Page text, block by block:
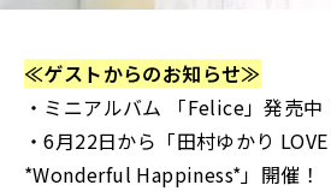
≪ゲストからのお知らせ≫
・ミニアルバム 「Felice」発売中
・6月22日から「田村ゆかり
*Wonderful Happiness*」開催！